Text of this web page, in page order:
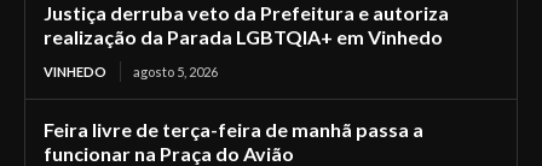
Justiça derruba veto da Prefeitura e autoriza
realização da Parada LGBTQIA+ em Vinhedo
VINHEDO agosto 5, 2026
Feira livre de terça-feira de manhã passa a
funcionar na Praça do Avião